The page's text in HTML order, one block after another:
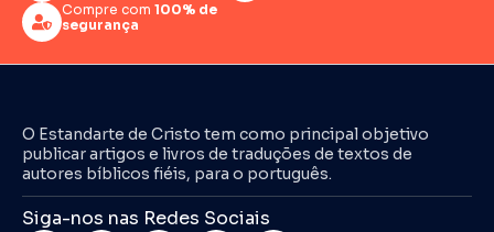
Compre com 100% de
segurança
O Estandarte de Cristo tem como principal objetivo
publicar artigos e livros de traduções de textos de
autores bíblicos fiéis, para o português.
Siga-nos nas Redes Sociais